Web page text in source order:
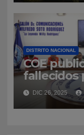
DISTRITO NACIONAL
COE
fallecidos
tránsito
Navidad
DIC 26, 2025